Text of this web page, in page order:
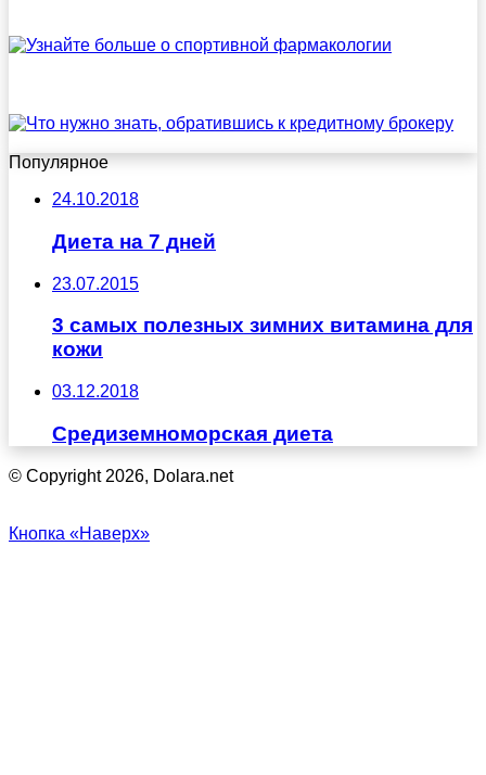
Популярное
24.10.2018
Диета на 7 дней
23.07.2015
3 самых полезных зимних витамина для
кожи
03.12.2018
Средиземноморская диета
© Copyright 2026, Dolara.net
Кнопка «Наверх»